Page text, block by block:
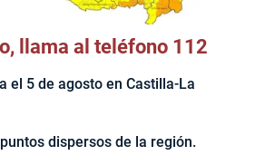
llama al teléfono 112
el 5 de agosto en Castilla-La
dispersos de la región.